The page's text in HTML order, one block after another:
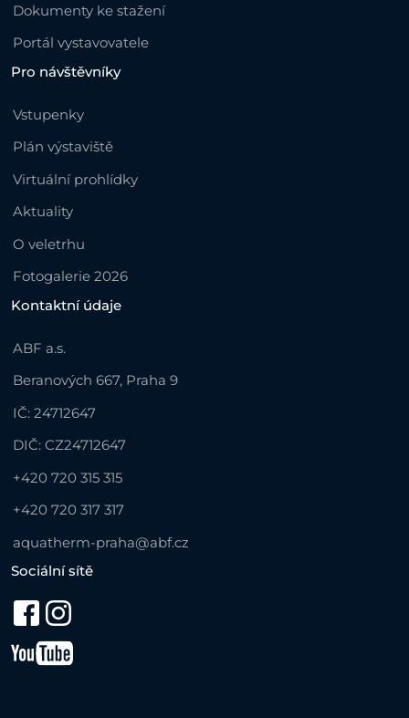
Dokumenty ke stažení
Portál vystavovatele
Pro návštěvníky
Vstupenky
Plán výstaviště
Virtuální prohlídky
Aktuality
O veletrhu
Fotogalerie 2026
Kontaktní údaje
ABF a.s.
Beranových 667, Praha 9
IČ: 24712647
DIČ: CZ24712647
+420 720 315 315
+420 720 317 317
aquatherm-praha@abf.cz
Sociální sítě